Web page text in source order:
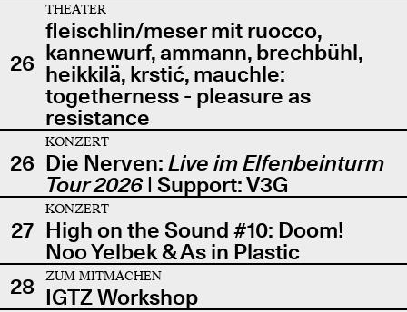
26
THEATER
fleischlin/meser mit ruocco,
kannewurf, ammann, brechbühl,
heikkilä, krstić, mauchle:
togetherness - pleasure as
resistance
26
KONZERT
Die Nerven: Live im Elfenbeinturm
Tour 2026| Support: V3G
27
KONZERT
High on the Sound #10: Doom!
Noo Yelbek & As in Plastic
28
ZUM MITMACHEN
IGTZ Workshop